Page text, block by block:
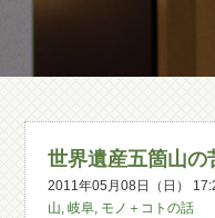
世界遺産五箇山の
2011年05月08日（日）
山,岐阜, モノ＋コトの話